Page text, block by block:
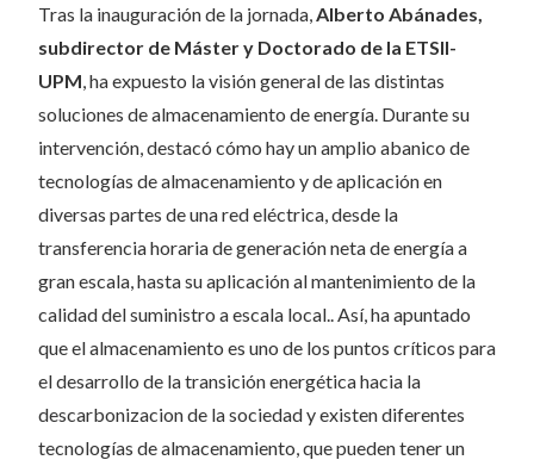
Tras la inauguración de la jornada,Alberto Abánades,
subdirector de Máster y Doctorado de la ETSII-
UPM, ha expuesto la visión general de las distintas
soluciones de almacenamiento de energía. Durante su
intervención, destacó cómo hay un amplio abanico de
tecnologías de almacenamiento y de aplicación en
diversas partes de una red eléctrica, desde la
transferencia horaria de generación neta de energía a
gran escala, hasta su aplicación al mantenimiento de la
calidad del suministro a escala local.. Así, ha apuntado
que el almacenamiento es uno de los puntos críticos para
el desarrollo de la transición energética hacia la
descarbonizacion de la sociedad y existen diferentes
tecnologías de almacenamiento, que pueden tener un